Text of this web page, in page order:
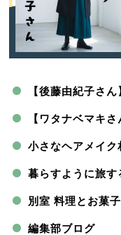
【後藤由紀子さ
【ワタナベマキ
小さなヘアメイク
暮らすように旅
別室 料理とお菓子
編集部ブログ